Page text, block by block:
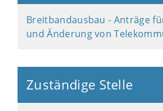
Breitbandausbau - Anträge
und Änderung von
Zuständige Stelle